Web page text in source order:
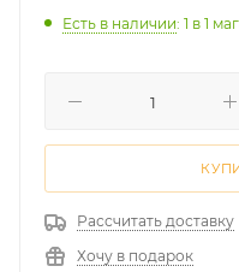
Есть в наличии: 1 в 1
Рассчитать доставку
Хочу в подарок